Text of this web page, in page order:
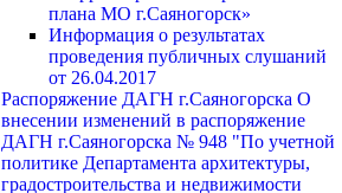
плана МО г.Саяногорск»
Информация о результатах
проведения публичных слушаний
от 26.04.2017
Распоряжение ДАГН г.Саяногорска О
внесении изменений в распоряжение
ДАГН г.Саяногорска № 948 "По учетной
политике Департамента архитектуры,
градостроительства и недвижимости